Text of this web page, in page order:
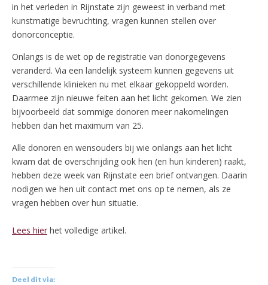
in het verleden in Rijnstate zijn geweest in verband met
kunstmatige bevruchting, vragen kunnen stellen over
donorconceptie.
Onlangs is de wet op de registratie van donorgegevens
veranderd. Via een landelijk systeem kunnen gegevens uit
verschillende klinieken nu met elkaar gekoppeld worden.
Daarmee zijn nieuwe feiten aan het licht gekomen. We zien
bijvoorbeeld dat sommige donoren meer nakomelingen
hebben dan het maximum van 25.
Alle donoren en wensouders bij wie onlangs aan het licht
kwam dat de overschrijding ook hen (en hun kinderen) raakt,
hebben deze week van Rijnstate een brief ontvangen. Daarin
nodigen we hen uit contact met ons op te nemen, als ze
vragen hebben over hun situatie.
Lees hier het volledige artikel.
Deel dit via: